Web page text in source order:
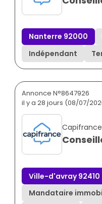
Nanterre 92000
Indépendant
Annonce N°8647926
il y a 28 jours (08/07/
Ville-d'avray 92410
Mandataire